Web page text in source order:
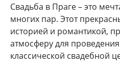
Свадьба в Праге – это
многих пар. Этот
историей и романтикой,
атмосферу для
классической свадебной